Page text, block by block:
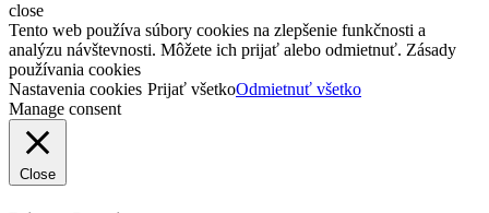
close
Tento web používa súbory cookies na zlepšenie funkčnosti a
analýzu návštevnosti. Môžete ich prijať alebo odmietnuť. Zásady
používania cookies
Nastavenia cookies Prijať všetkoOdmietnuť všetko
Manage consent
Close